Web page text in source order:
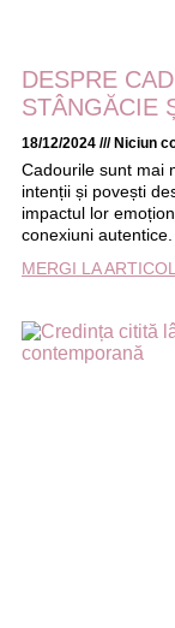
DESPRE
STÂNGĂCIE
18/12/2024 Niciun
Cadourile sunt mai
intenții și povești
impactul lor
conexiuni autentice.
MERGI LA